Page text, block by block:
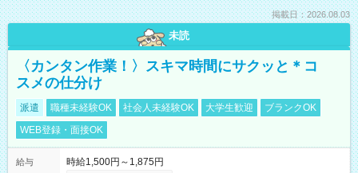
掲載日：2026.08.03
未読
〈カンタン作業！〉スキマ時間にサクッと＊コ
スメの仕分け
派遣 職種未経験OK 社会人未経験OK 大学生歓迎
ブランクOK
WEB登録・面接OK
給与
時給1,500円～1,875円